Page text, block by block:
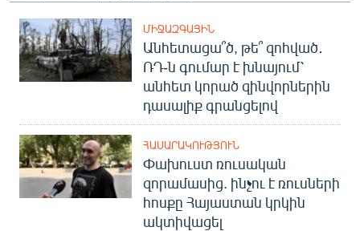
ՄԻՋԱԶԳԱՅԻՆ
Անհետացա՞ծ, թե՞ զոհված․
ՌԴ-ն գումար է խնայում՝
անհետ կորած զինվորներին
դասալիք գրանցելով
ՀԱՍԱՐԱԿՈՒԹՅՈՒՆ
Փախուստ ռուսական
զորամասից. ինչու է ռուսների
հոսքը Հայաստան կրկին
ակտիվացել